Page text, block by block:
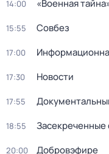
14:00 «Военная
15:55 Совбез
17:00
17:30 Новости
17:55
18:55 Заcекрeченные
20:00 Добровэфире